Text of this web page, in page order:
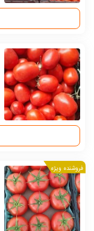
فروشنده ویژه